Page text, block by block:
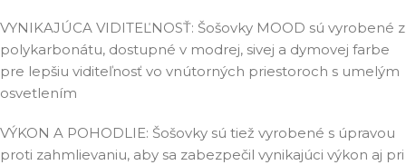
VYNIKAJÚCA VIDITEĽNOSŤ: Šošovky MOOD sú vyrobené z
polykarbonátu, dostupné v modrej, sivej a dymovej farbe
pre lepšiu viditeľnosť vo vnútorných priestoroch s umelým
osvetlením
VÝKON A POHODLIE: Šošovky sú tiež vyrobené s úpravou
proti zahmlievaniu, aby sa zabezpečil vynikajúci výkon aj pri